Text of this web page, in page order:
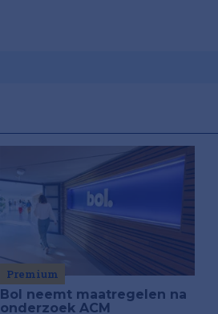
Premium
Bol neemt maatregelen na
onderzoek ACM